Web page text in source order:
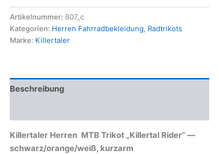
MTB
Trikot
"Killertal
Rider"
Artikelnummer: 807_c
Kategorien: Herren Fahrradbekleidung, Radtrikots
Marke: Killertaler
Beschreibung
Killertaler Herren MTB Trikot „Killertal Rider“ —
schwarz/orange/weiß, kurzarm